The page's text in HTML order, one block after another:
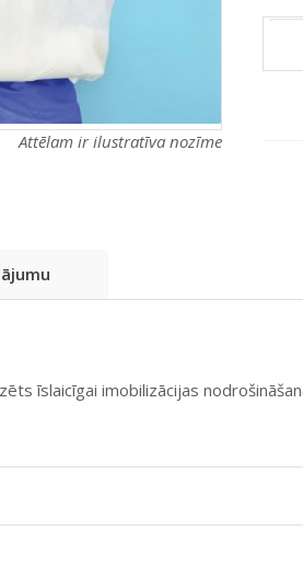
Attēlam ir ilustratīva nozīme
īslaicīgai imobilizācijas